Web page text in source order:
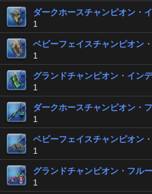
ダークホースチャンピオン・
1
ベビーフェイスチャンピオン
1
グランドチャンピオン・イン
1
ダークホースチャンピオン・
1
ベビーフェイスチャンピオン
1
グランドチャンピオン・フル
1